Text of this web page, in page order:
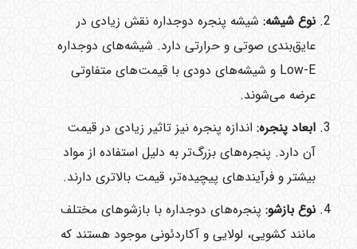
نوع شیشه:شیشه پنجره دوجداره نقش زیادی در
عایق‌بندی صوتی و حرارتی دارد. شیشه‌های دوجداره
Low-E و شیشه‌های دودی با قیمت‌های متفاوتی
عرضه می‌شوند.
ابعاد پنجره:اندازه پنجره نیز تاثیر زیادی در قیمت
آن دارد. پنجره‌های بزرگ‌تر به دلیل استفاده از مواد
بیشتر و فرآیندهای پیچیده‌تر، قیمت بالاتری دارند.
نوع بازشو:پنجره‌های دوجداره با بازشوهای مختلف
مانند کشویی، لولایی و آکاردئونی موجود هستند که